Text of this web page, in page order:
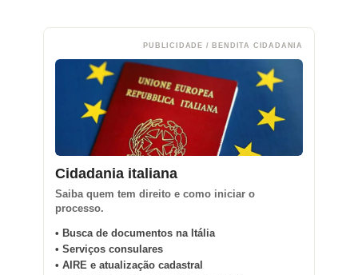
PUBLICIDADE / BENDITA CIDADANIA
Cidadania italiana
Saiba quem tem direito e como iniciar o
processo.
• Busca de documentos na Itália
• Serviços consulares
• AIRE e atualização cadastral